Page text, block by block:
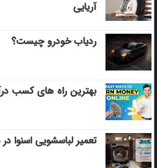
آریایی
ردیاب خودرو چیست؟
بهترین راه های کسب
تعمیر لباسشویی اسنوا